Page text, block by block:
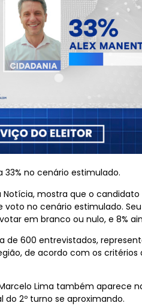
no cenário estimulado.
mostra que o
no cenário estimulado.
em branco ou nulo, e 8%
600 entrevistados,
de acordo com os critérios
Lima também aparece
2º turno se aproximando.